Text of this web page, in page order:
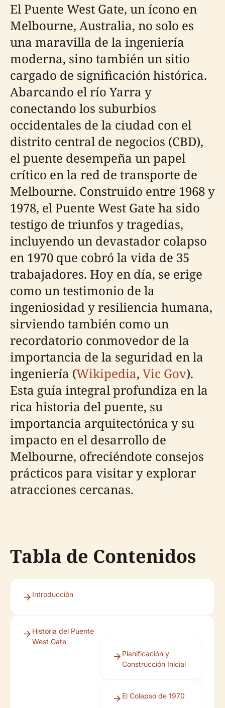
El Puente West Gate, un ícono en
Melbourne, Australia, no solo es
una maravilla de la ingeniería
moderna, sino también un sitio
cargado de significación histórica.
Abarcando el río Yarra y
conectando los suburbios
occidentales de la ciudad con el
distrito central de negocios (CBD),
el puente desempeña un papel
crítico en la red de transporte de
Melbourne. Construido entre 1968 y
1978, el Puente West Gate ha sido
testigo de triunfos y tragedias,
incluyendo un devastador colapso
en 1970 que cobró la vida de 35
trabajadores. Hoy en día, se erige
como un testimonio de la
ingeniosidad y resiliencia humana,
sirviendo también como un
recordatorio conmovedor de la
importancia de la seguridad en la
ingeniería (Wikipedia, Vic Gov).
Esta guía integral profundiza en la
rica historia del puente, su
importancia arquitectónica y su
impacto en el desarrollo de
Melbourne, ofreciéndote consejos
prácticos para visitar y explorar
atracciones cercanas.
Tabla de Contenidos
Introducción
Historia del Puente
West Gate
Planificación y
Construcción Inicial
El Colapso de 1970